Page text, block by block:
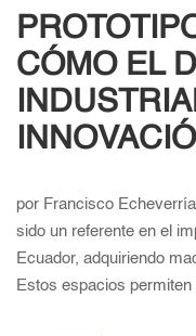
CÓMO EL
por Francisco
sido un referente en el
Ecuador, adquiriendo
Estos espacios